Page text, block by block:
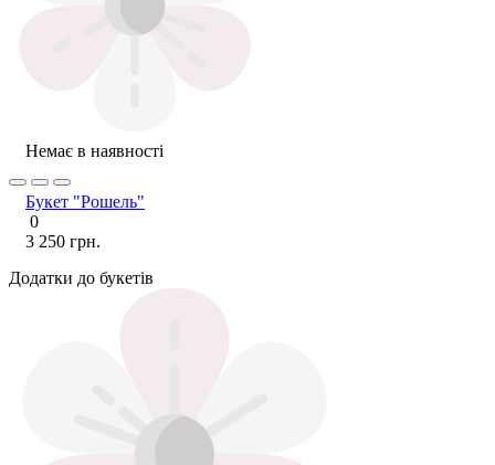
Немає в наявності
Букет "Рошель"
0
3 250 грн.
Додатки до букетів